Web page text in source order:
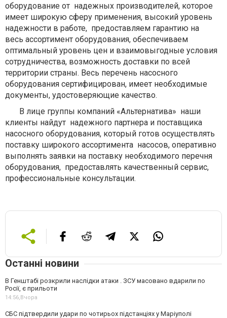
оборудование от надежных производителей, которое
имеет широкую сферу применения, высокий уровень
надежности в работе, предоставляем гарантию на
весь ассортимент оборудования, обеспечиваем
оптимальный уровень цен и взаимовыгодные условия
сотрудничества, возможность доставки по всей
территории страны. Весь перечень насосного
оборудования сертифицирован, имеет необходимые
документы, удостоверяющие качество.
В лице группы компаний «Альтернатива» наши
клиенты найдут надежного партнера и поставщика
насосного оборудования, который готов осуществлять
поставку широкого ассортимента насосов, оперативно
выполнять заявки на поставку необходимого перечня
оборудования, предоставлять качественный сервис,
профессиональные консультации.
Останні новини
В Генштабі розкрили наслідки атаки . ЗСУ масовано вдарили по
Росії, є прильоти
14:56,Вчора
СБС підтвердили удари по чотирьох підстанціях у Маріуполі